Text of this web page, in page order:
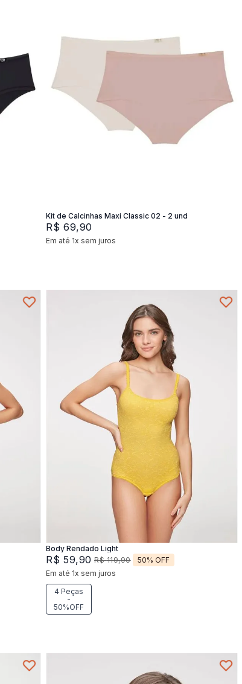
Kit de Calcinhas Maxi Classic 02 - 2 und
R$ 69,90
Em até 1x sem juros
P
Adicionar na sacola
Body Rendado Light
R$ 59,90 R$ 119,90 50% OFF
Em até 1x sem juros
4 Peças
-
50%OFF